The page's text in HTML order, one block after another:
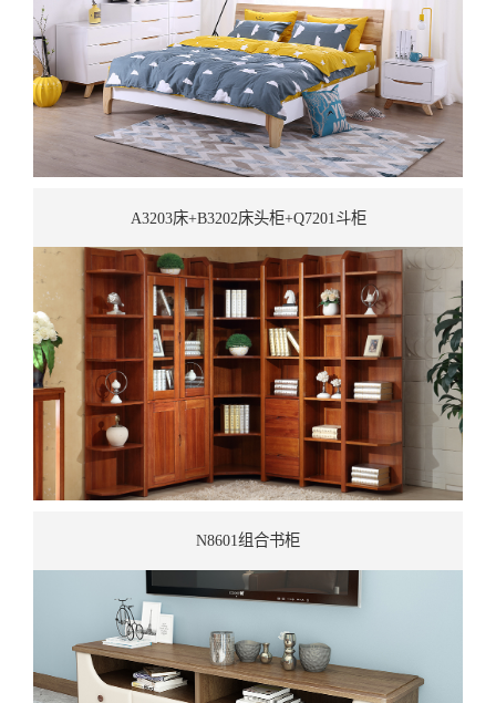
A3203床+B3202床头柜+Q7201斗柜
N8601组合书柜